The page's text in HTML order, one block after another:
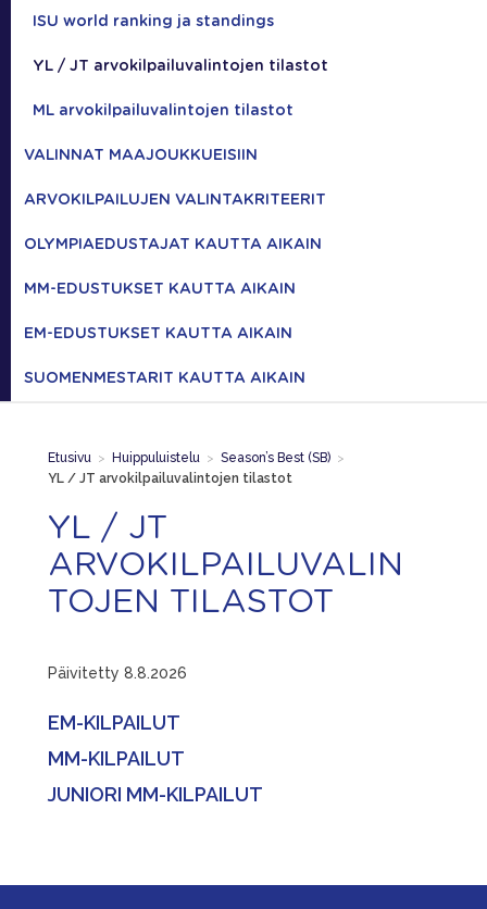
ISU world ranking ja standings
YL / JT arvokilpailuvalintojen tilastot
ML arvokilpailuvalintojen tilastot
VALINNAT MAAJOUKKUEISIIN
ARVOKILPAILUJEN VALINTAKRITEERIT
OLYMPIAEDUSTAJAT KAUTTA AIKAIN
MM-EDUSTUKSET KAUTTA AIKAIN
EM-EDUSTUKSET KAUTTA AIKAIN
SUOMENMESTARIT KAUTTA AIKAIN
Etusivu > Huippuluistelu > Season’s Best (SB) >
YL / JT arvokilpailuvalintojen tilastot
YL / JT
ARVOKILPAILUVALIN
TOJEN TILASTOT
Päivitetty 8.8.2026
EM-KILPAILUT
MM-KILPAILUT
JUNIORI MM-KILPAILUT